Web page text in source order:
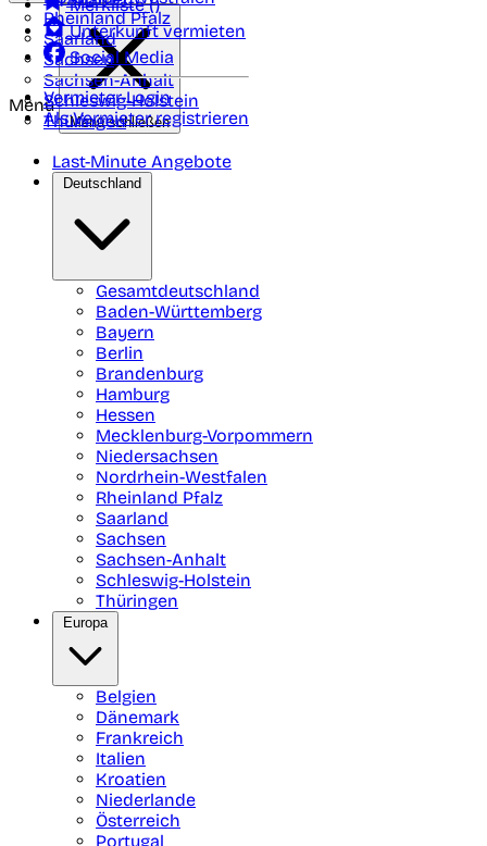
Rheinland Pfalz
Saarland
Sachsen
Sachsen-Anhalt
Schleswig-Holstein
Thüringen
Merkliste ()
Unterkunft vermieten
Social Media
Vermieter-Login
Als Vermieter registrieren
Menü
Menü schließen
Last-Minute Angebote
Deutschland
Gesamtdeutschland
Baden-Württemberg
Bayern
Berlin
Brandenburg
Hamburg
Hessen
Mecklenburg-Vorpommern
Niedersachsen
Nordrhein-Westfalen
Rheinland Pfalz
Saarland
Sachsen
Sachsen-Anhalt
Schleswig-Holstein
Thüringen
Europa
Belgien
Dänemark
Frankreich
Italien
Kroatien
Niederlande
Österreich
Portugal